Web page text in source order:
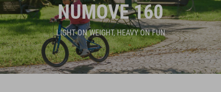
NUMOVE 160
LIGHT ON WEIGHT, HEAVY ON FUN